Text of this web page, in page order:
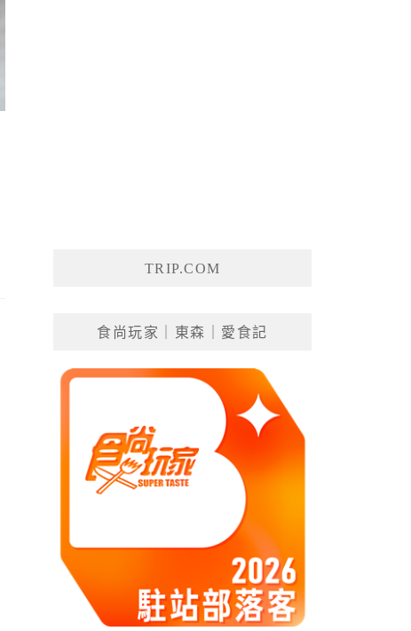
TRIP.COM
食尚玩家｜東森｜愛食記